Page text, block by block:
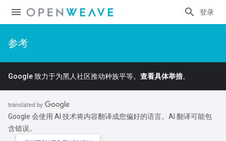
登录
参考
Google 致力于为黑人社区推动种族平等。 查看具体举措。
Google 会使用 AI 技术将内容翻译成您偏好的语言。AI 翻译可能包
含错误。